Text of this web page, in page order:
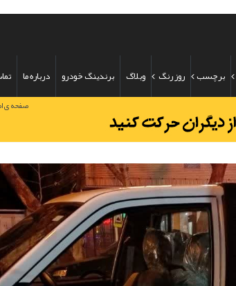
برچسب روز رنگ وبلاگ برندینگ خودرو درباره ما
صفحه ی